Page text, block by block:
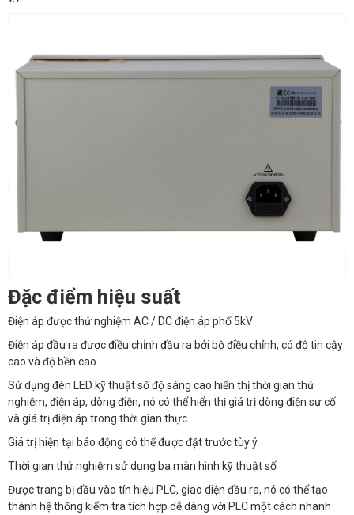
Đặc điểm hiệu suất
Điện áp được thử nghiệm AC / DC điện áp phổ 5kV
Điện áp đầu ra được điều chỉnh đầu ra bởi bộ điều chỉnh, có độ tin cậy
cao và độ bền cao.
Sử dụng đèn LED kỹ thuật số độ sáng cao hiển thị thời gian thử
nghiệm, điện áp, dòng điện, nó có thể hiển thị giá trị dòng điện sự cố
và giá trị điện áp trong thời gian thực.
Giá trị hiện tại báo động có thể được đặt trước tùy ý.
Thời gian thử nghiệm sử dụng ba màn hình kỹ thuật số
Được trang bị đầu vào tín hiệu PLC, giao diện đầu ra, nó có thể tạo
thành hệ thống kiểm tra tích hợp dễ dàng với PLC một cách nhanh